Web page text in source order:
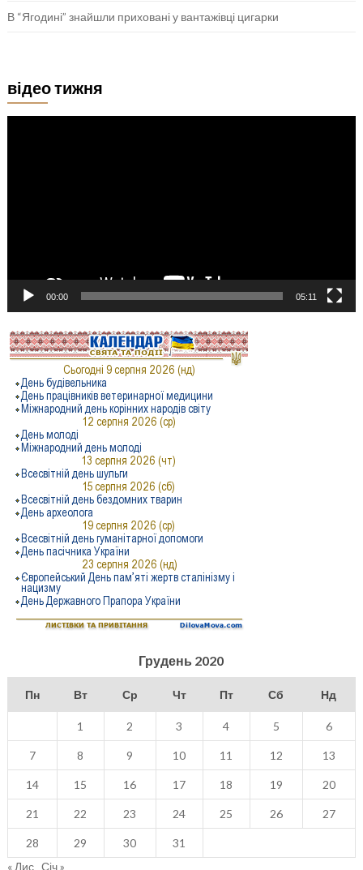
В “Ягодині” знайшли приховані у вантажівці цигарки
відео тижня
00:00 05:11
Грудень 2020
Пн Вт Ср Чт Пт Сб Нд
1 2 3 4 5 6
7 8 9 10 11 12 13
14 15 16 17 18 19 20
21 22 23 24 25 26 27
28 29 30
31
« Лис Січ »